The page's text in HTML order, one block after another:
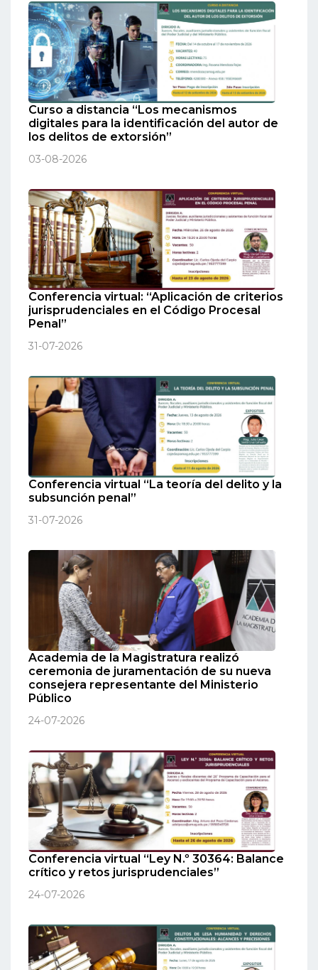
Curso a distancia “Los mecanismos
digitales para la identificación del autor de
los delitos de extorsión”
03-08-2026
Conferencia virtual: “Aplicación de criterios
jurisprudenciales en el Código Procesal
Penal”
31-07-2026
Conferencia virtual “La teoría del delito y la
subsunción penal”
31-07-2026
Academia de la Magistratura realizó
ceremonia de juramentación de su nueva
consejera representante del Ministerio
Público
24-07-2026
Conferencia virtual “Ley N.º 30364: Balance
crítico y retos jurisprudenciales”
24-07-2026